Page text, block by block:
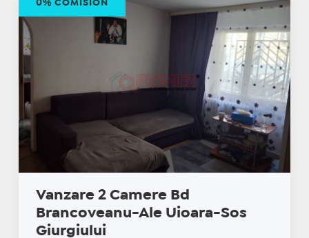
Vanzare 2 Camere Bd
Brancoveanu-Ale Uioara-Sos
Giurgiului
0% COMISION